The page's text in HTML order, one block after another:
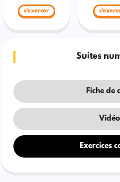
s'exercer
Suites
Fiche de
Exercices